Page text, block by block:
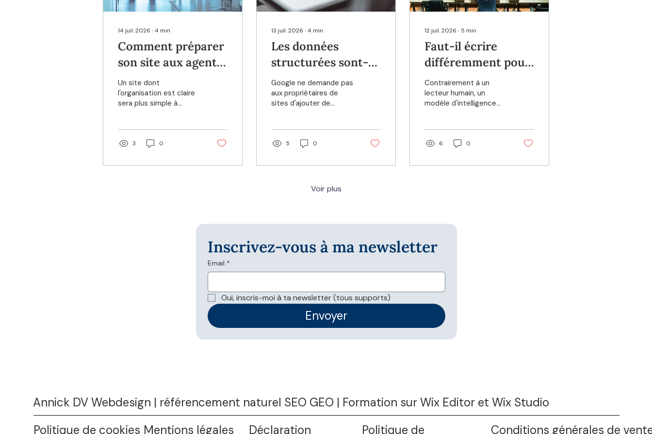
14 juil. 2026 ∙4 min
Comment préparer
son site aux agents
IA ?
Un site dont
l'organisation est claire
sera plus simple à
agent chargé d'assister
3 0
13 juil. 2026 ∙4 min
Les données
structurées sont-
elles nécessaires
pour apparaître
dans les réponses
IA ?
Google ne demande pas
aux propriétaires de
sites d'ajouter de
Overviews ou dans l'AI
5 0
12 juil. 2026 ∙ 5 min
Faut-il écrire
différemment pour
les IA ? La réponse
officielle de Google
Contrairement à un
lecteur humain, un
modèle d'intelligence
linguistique.
6 0
Voir plus
Inscrivez-vous à ma newsletter
Email *
Oui, inscris-moi à ta newsletter (tous supports)
Envoyer
Annick DV Webdesign | référencement naturel SEO GEO | Formation sur Wix Editor et Wix Studio
Politique de cookies Mentions légales Déclaration Politique de Conditions générales de